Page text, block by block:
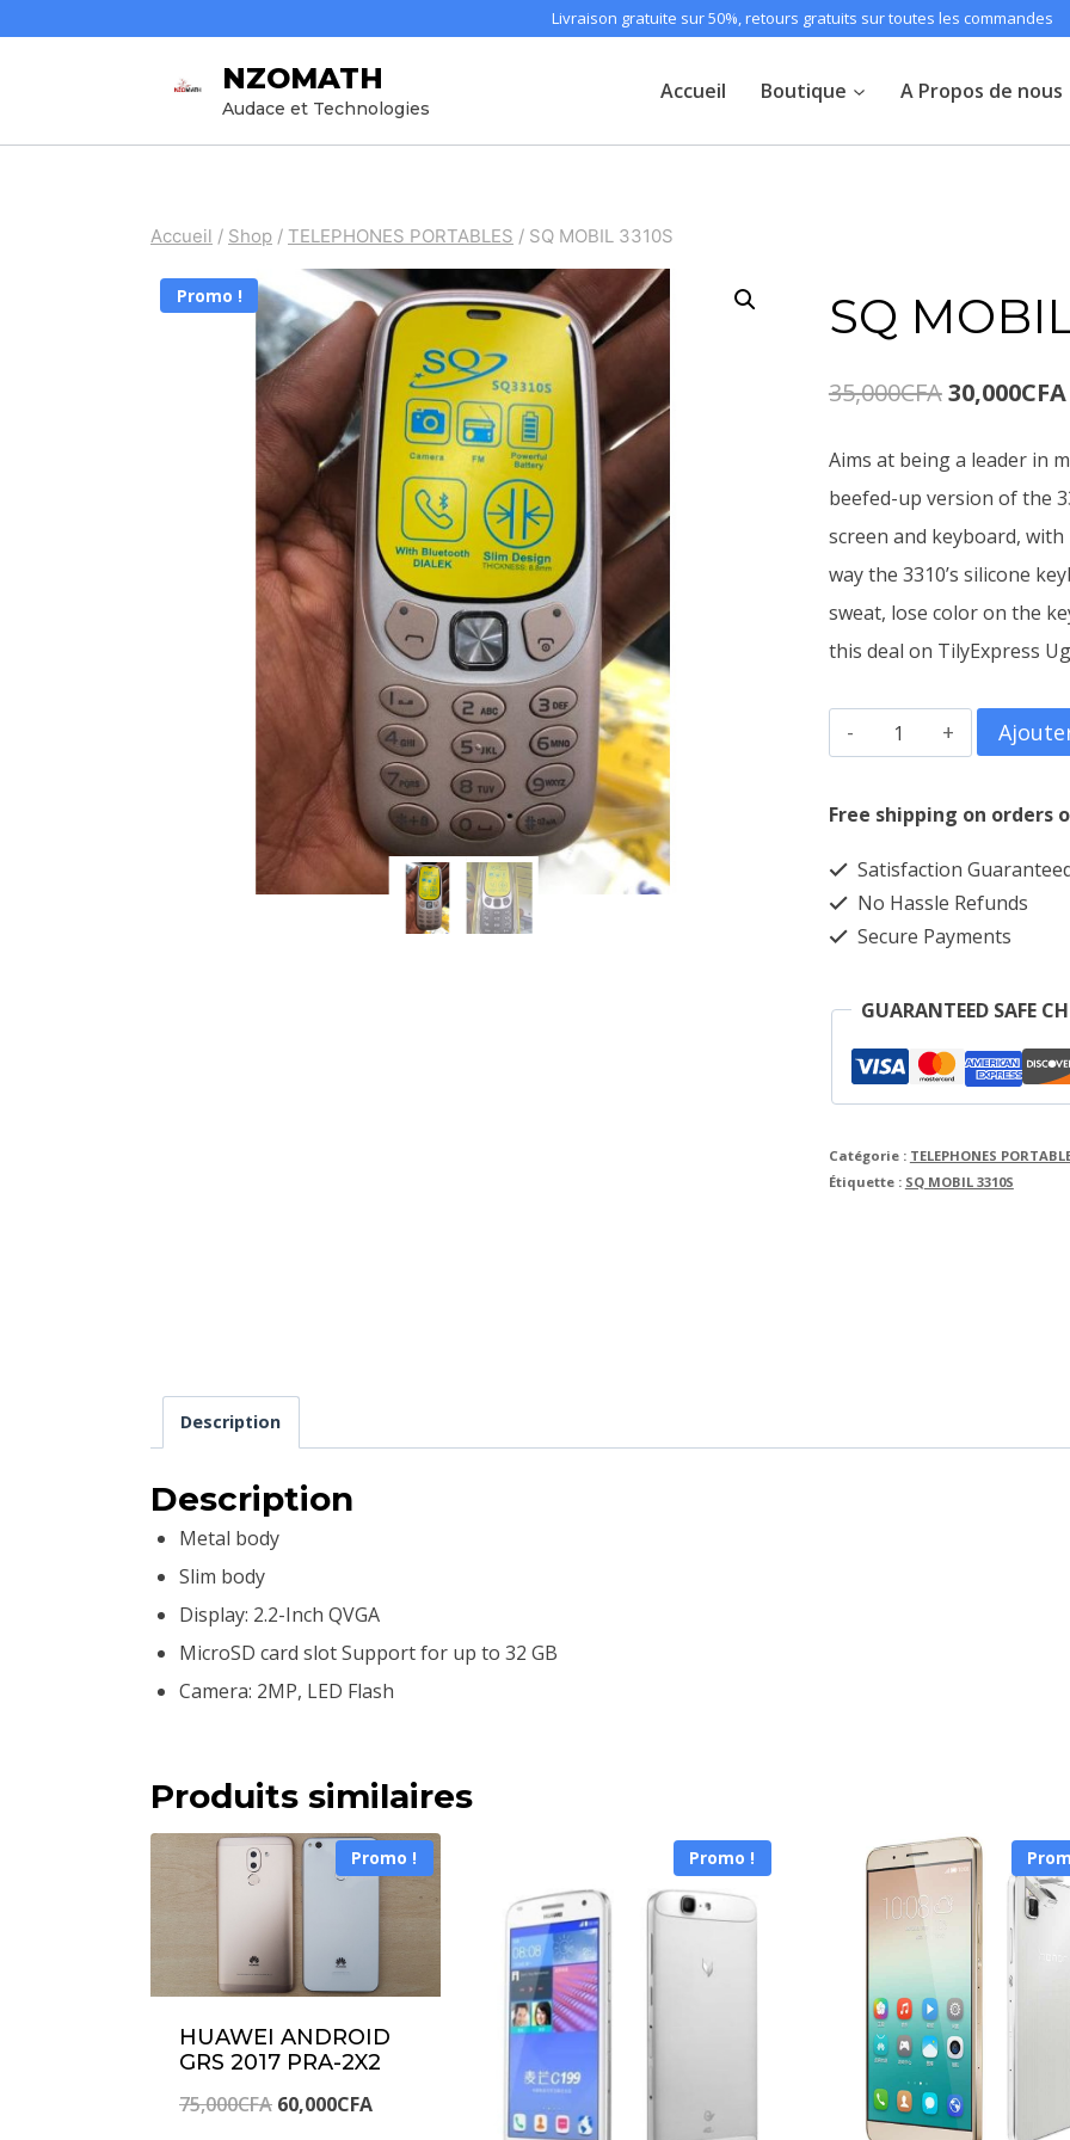
Livraison gratuite sur 50%, retours gratuits sur toutes les commandes
NZOMATH
Audace et Technologies
Accueil Boutique A Propos de nous
Accueil / Shop / TELEPHONES PORTABLES / SQ MOBIL 3310S
Promo ! SQ
35,000CFALe
initial
était :
35,000CFA.
30,000CFA
Aims at being a leader in
beefed-up version of the
screen and keyboard,
way the 3310’s silicone
sweat, lose color on the
this deal on TilyExpress
quantité
de
SQ
3310S
Free shipping on orders
Satisfaction
No Hassle Refunds
Secure Payments
GUARANTEED SAFE
Catégorie : TELEPHONES
Étiquette : SQ MOBIL 3310S
Description
Description
Metal body
Slim body
Display: 2.2-Inch QVGA
MicroSD card slot Support for up to 32 GB
Camera: 2MP, LED Flash
Produits similaires
Promo !
HUAWEI ANDROID
GRS 2017 PRA-2X2
75,000CFA Le
60,000CFALe
Promo !